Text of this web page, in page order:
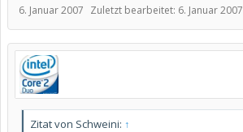
6. Januar 2007 Zuletzt bearbeitet: 6. Januar 2007
Zitat von Schweini: ↑